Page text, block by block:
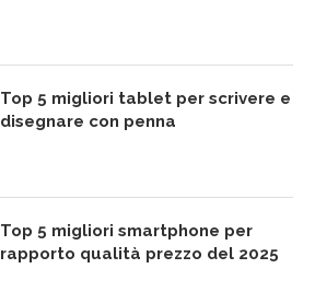
Top 5 migliori tablet per scrivere e
disegnare con penna
Top 5 migliori smartphone per
rapporto qualità prezzo del 2025